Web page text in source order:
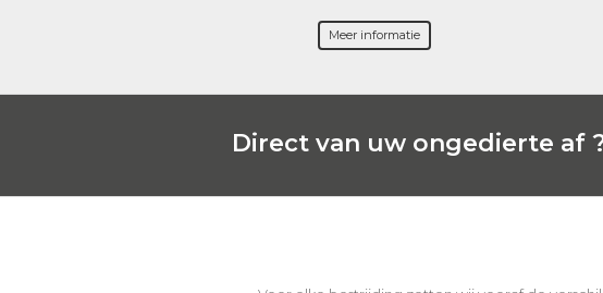
Meer informatie
Direct van uw ongedierte af